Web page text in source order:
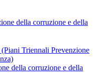
della corruzione e della
Triennali Prevenzione
della corruzione e della